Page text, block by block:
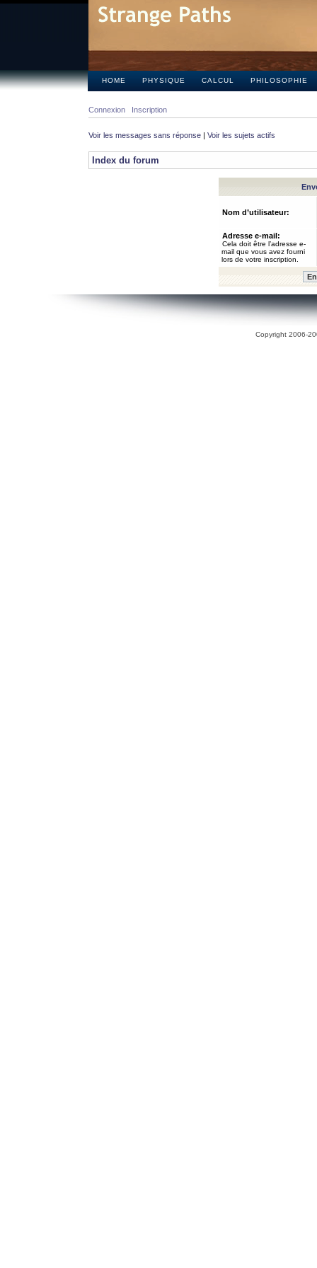
HOME PHYSIQUE CALCUL PHILOSOPHIE
Connexion Inscription
Voir les messages sans réponse | Voir les sujets actifs
Index du forum
Nom d’utilisateur:
Adresse e-mail:
Cela doit être l’adresse e-
mail que vous avez fourni
lors de votre inscription.
Copyright 2006-